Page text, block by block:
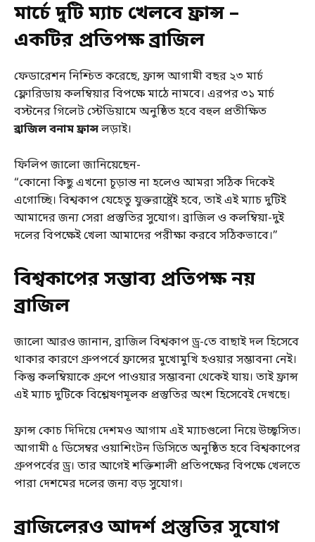
মার্চে দুটি ম্যাচ খেলবে ফ্রান্স –
একটির প্রতিপক্ষ ব্রাজিল
ফেডারেশন নিশ্চিত করেছে, ফ্রান্স আগামী বছর ২৩ মার্চ
ফ্লোরিডায় কলম্বিয়ার বিপক্ষে মাঠে নামবে। এরপর ৩১ মার্চ
বস্টনের গিলেট স্টেডিয়ামে অনুষ্ঠিত হবে বহুল প্রতীক্ষিত
ব্রাজিল বনাম ফ্রান্সলড়াই।
ফিলিপ জালো জানিয়েছেন-
“কোনো কিছু এখনো চূড়ান্ত না হলেও আমরা সঠিক দিকেই
এগোচ্ছি। বিশ্বকাপ যেহেতু যুক্তরাষ্ট্রেই হবে, তাই এই ম্যাচ দুটিই
আমাদের জন্য সেরা প্রস্তুতির সুযোগ। ব্রাজিল ও কলম্বিয়া-দুই
দলের বিপক্ষেই খেলা আমাদের পরীক্ষা করবে সঠিকভাবে।”
বিশ্বকাপের সম্ভাব্য প্রতিপক্ষ নয়
ব্রাজিল
জালো আরও জানান, ব্রাজিল বিশ্বকাপ ড্র-তে বাছাই দল হিসেবে
থাকার কারণে গ্রুপপর্বে ফ্রান্সের মুখোমুখি হওয়ার সম্ভাবনা নেই।
কিন্তু কলম্বিয়াকে গ্রুপে পাওয়ার সম্ভাবনা থেকেই যায়। তাই ফ্রান্স
এই ম্যাচ দুটিকে বিশ্লেষণমূলক প্রস্তুতির অংশ হিসেবেই দেখছে।
ফ্রান্স কোচ দিদিয়ে দেশমও আগাম এই ম্যাচগুলো নিয়ে উচ্ছ্বসিত।
আগামী ৫ ডিসেম্বর ওয়াশিংটন ডিসিতে অনুষ্ঠিত হবে বিশ্বকাপের
গ্রুপপর্বের ড্র। তার আগেই শক্তিশালী প্রতিপক্ষের বিপক্ষে খেলতে
পারা দেশমের দলের জন্য বড় সুযোগ।
ব্রাজিলেরও আদর্শ প্রস্তুতির সুযোগ